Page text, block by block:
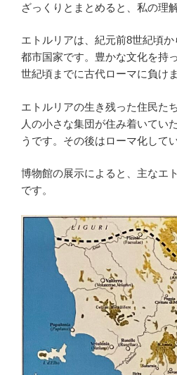
ざっくりとまとめると、私の理
エトルリアは、紀元前8世紀頃
都市国家です。豊かな文化を持
世紀頃までに古代ローマに負けま
エトルリアの生き残った住民た
人の小さな集団が住み着いてい
うです。その後はローマ化して
博物館の展示によると、主なエ
です。